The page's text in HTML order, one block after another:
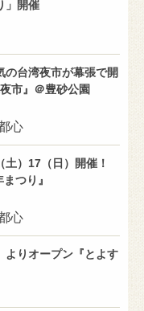
」開催
の台湾夜市が幕張で開
市』＠豊砂公園
心
土）17（日）開催！
つり』
心
よりオープン『とよす